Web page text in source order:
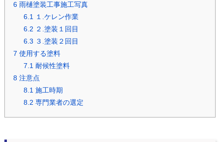
6雨樋塗装工事施工写真
6.1１.ケレン作業
6.2 ２.塗装１回目
6.3 ３.塗装２回目
7 使用する塗料
7.1耐候性塗料
8注意点
8.1施工時期
8.2 専門業者の選定